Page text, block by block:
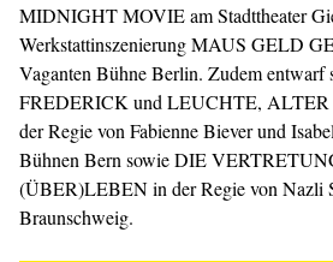
MIDNIGHT MOVIE am Stadttheater
Werkstattinszenierung MAUS GELD
Vaganten Bühne Berlin. Zudem entwarf
FREDERICK und LEUCHTE,
der Regie von Fabienne Biever und
Bühnen Bern sowie DIE
(ÜBER)LEBEN in der Regie von Nazli
Braunschweig.